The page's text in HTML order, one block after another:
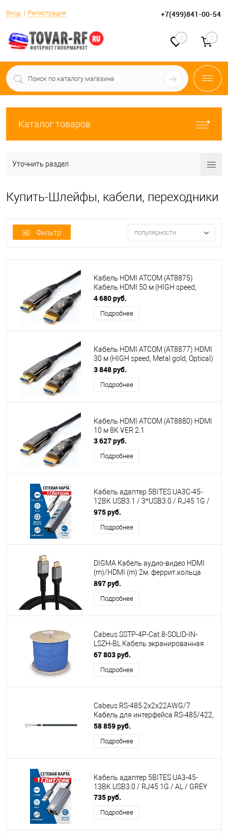
Вход Регистрация +7(499)841-00-54
0 0
Каталог товаров
Уточнить раздел
Купить-Шлейфы, кабели, переходники
Фильтр популярности
Кабель HDMI ATCOM (AT8875)
Кабель HDMI 50 м (HIGH speed,
Metal gold, Optical) 8K VER 2.1
4 680 руб.
Подробнее
Кабель HDMI ATCOM (AT8877) HDMI
30 м (HIGH speed, Metal gold, Optical)
8K VER 2.1
3 848 руб.
Подробнее
Кабель HDMI ATCOM (AT8880) HDMI
10 м 8K VER 2.1
3 627 руб.
Подробнее
Кабель адаптер 5BITES UA3C-45-
12BK USB3.1 / 3*USB3.0 / RJ45 1G /
AL / GREY
975 руб.
Подробнее
DIGMA Кабель аудио-видео HDMI
(m)/HDMI (m) 2м. феррит.кольца
позолоч.конт. черный (D-HDMI-2FF-
V2.1-2M)
897 руб.
Подробнее
Cabeus SSTP-4P-Cat.8-SOLID-IN-
LSZH-BL Кабель экранированная
витая пара SSTP (S/FTP), категория
8 (40G, 2000 MHz), 4 пары (23 AWG),
LSZH, нг(А)-HF (305 м)
67 803 руб.
Подробнее
Cabeus RS-485 2x2x22AWG/7
Кабель для интерфейса RS-485/422,
2x2x22 AWG (SF/UTP),
многожильный (patch), для
внутренней и внешней прокладки
58 859 руб.
Подробнее
Кабель адаптер 5BITES UA3-45-
13BK USB3.0 / RJ45 1G / AL / GREY
735 руб.
Подробнее